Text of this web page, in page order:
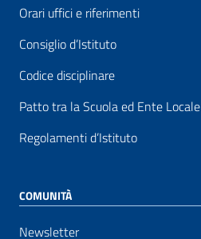
Orari uffici e riferimenti
Consiglio d’Istituto
Codice disciplinare
Patto tra la Scuola ed Ente Locale
Regolamenti d’Istituto
COMUNITÀ
Newsletter